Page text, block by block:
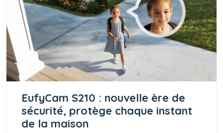
EufyCam S210 : nouvelle ère de
sécurité, protège chaque instant
de la maison